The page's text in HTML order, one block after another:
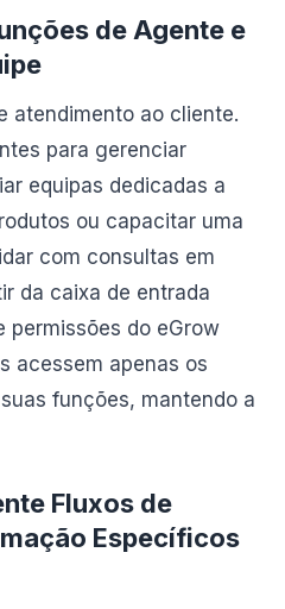
de Agente e
atendimento ao cliente.
para gerenciar
equipas dedicadas a
ou capacitar uma
com consultas em
da caixa de entrada
permissões do eGrow
acessem apenas os
funções, mantendo a
Fluxos de
Específicos